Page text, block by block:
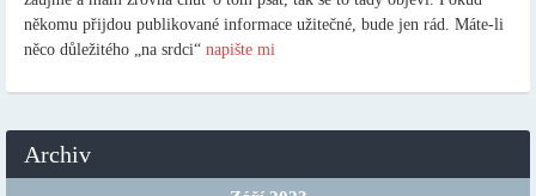
někomu přijdou publikované informace užitečné, bude jen rád. Máte-li
něco důležitého „na srdci“ napište mi
Archiv